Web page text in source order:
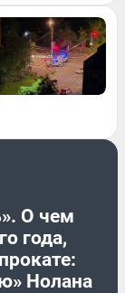
О чем
года,
Нолана